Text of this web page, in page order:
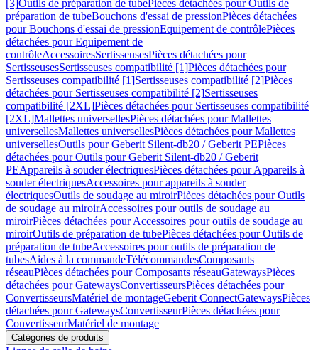
[3]Outils de préparation de tubePièces détachées pour Outils de
préparation de tubeBouchons d'essai de pressionPièces détachées
pour Bouchons d'essai de pressionEquipement de contrôlePièces
détachées pour Equipement de
contrôleAccessoiresSertisseusesPièces détachées pour
SertisseusesSertisseuses compatibilité [1]Pièces détachées pour
Sertisseuses compatibilité [1]Sertisseuses compatibilité [2]Pièces
détachées pour Sertisseuses compatibilité [2]Sertisseuses
compatibilité [2XL]Pièces détachées pour Sertisseuses compatibilité
[2XL]Mallettes universellesPièces détachées pour Mallettes
universellesMallettes universellesPièces détachées pour Mallettes
universellesOutils pour Geberit Silent-db20 / Geberit PEPièces
détachées pour Outils pour Geberit Silent-db20 / Geberit
PEAppareils à souder électriquesPièces détachées pour Appareils à
souder électriquesAccessoires pour appareils à souder
électriquesOutils de soudage au miroirPièces détachées pour Outils
de soudage au miroirAccessoires pour outils de soudage au
miroirPièces détachées pour Accessoires pour outils de soudage au
miroirOutils de préparation de tubePièces détachées pour Outils de
préparation de tubeAccessoires pour outils de préparation de
tubesAides à la commandeTélécommandesComposants
réseauPièces détachées pour Composants réseauGatewaysPièces
détachées pour GatewaysConvertisseursPièces détachées pour
ConvertisseursMatériel de montageGeberit ConnectGatewaysPièces
détachées pour GatewaysConvertisseurPièces détachées pour
ConvertisseurMatériel de montage
Catégories de produits